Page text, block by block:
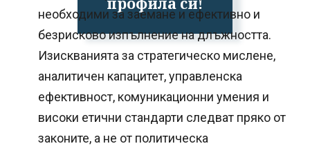
необходими за заемане и ефективно и
безрисково изпълнение на длъжността.
Изискванията за стратегическо мислене,
аналитичен капацитет, управленска
ефективност, комуникационни умения и
високи етични стандарти следват пряко от
законите, а не от политическа